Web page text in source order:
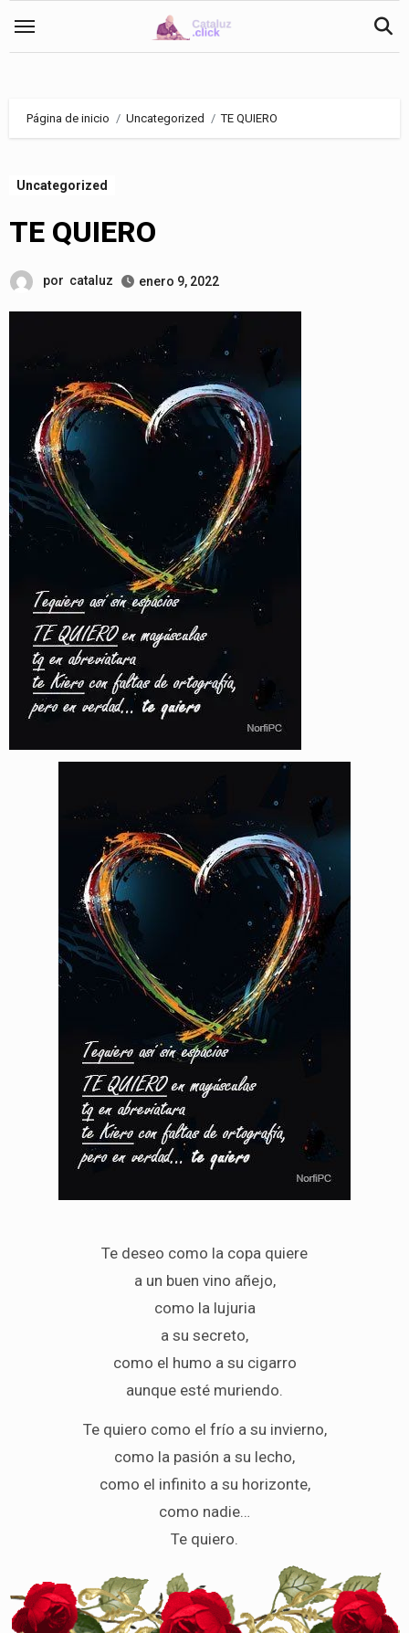
Página de inicio Uncategorized TE QUIERO
Uncategorized
TE QUIERO
por cataluz enero 9, 2022
Te deseo como la copa quiere
a un buen vino añejo,
como la lujuria
a su secreto,
como el humo a su cigarro
aunque esté muriendo.
Te quiero como el frío a su invierno,
como la pasión a su lecho,
como el infinito a su horizonte,
como nadie…
Te quiero.